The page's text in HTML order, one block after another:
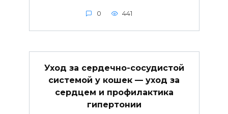
0 441
Уход за сердечно-сосудистой
системой у кошек — уход за
сердцем и профилактика
гипертонии